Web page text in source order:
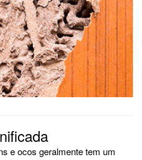
e ocos geralmente tem um